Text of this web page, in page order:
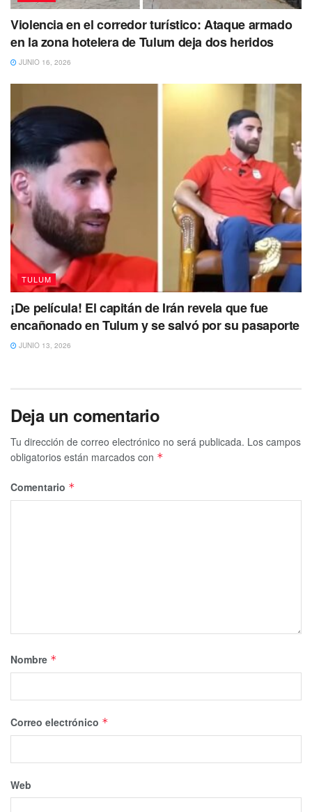
Violencia en el corredor turístico: Ataque armado
en la zona hotelera de Tulum deja dos heridos
JUNIO 16, 2026
TULUM
¡De película! El capitán de Irán revela que fue
encañonado en Tulum y se salvó por su pasaporte
JUNIO 13, 2026
Deja un comentario
Tu dirección de correo electrónico no será publicada. Los campos
obligatorios están marcados con *
Comentario *
Nombre *
Correo electrónico *
Web